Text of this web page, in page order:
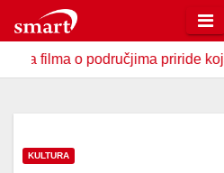
to
contento područjima priride koja
KULTURA